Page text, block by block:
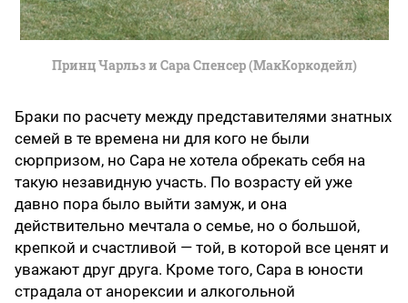
Принц Чарльз и Сара Спенсер (МакКоркодейл)
Браки по расчету между представителями знатных
семей в те времена ни для кого не были
сюрпризом, но Сара не хотела обрекать себя на
такую незавидную участь. По возрасту ей уже
давно пора было выйти замуж, и она
действительно мечтала о семье, но о большой,
крепкой и счастливой — той, в которой все ценят и
уважают друг друга. Кроме того, Сара в юности
страдала от анорексии и алкогольной